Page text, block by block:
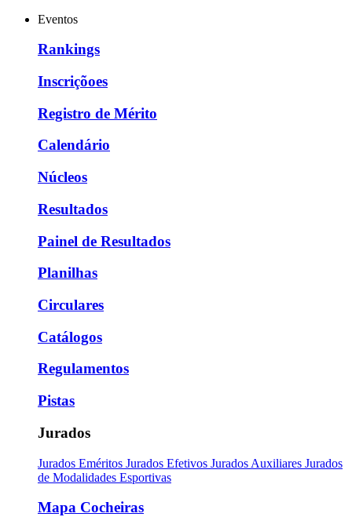
Eventos
Rankings
Inscriçõoes
Registro de Mérito
Calendário
Núcleos
Resultados
Painel de Resultados
Planilhas
Circulares
Catálogos
Regulamentos
Pistas
Jurados
Jurados Eméritos Jurados Efetivos Jurados Auxiliares Jurados
de Modalidades Esportivas
Mapa Cocheiras